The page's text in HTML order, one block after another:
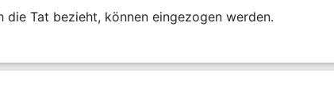
Tat bezieht, können eingezogen werden.